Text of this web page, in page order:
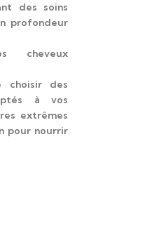
des soins
profondeur
cheveux
choisir des
à vos
extrêmes
pour nourrir